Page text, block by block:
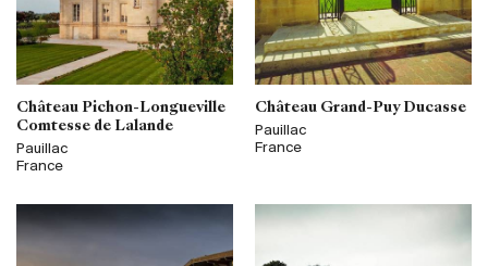
Château Pichon-Longueville
Comtesse de Lalande
Pauillac
France
Château Grand-Puy Ducasse
Pauillac
France